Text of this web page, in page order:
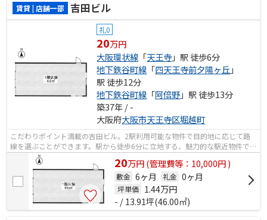
賃貸 | 店舗一部 吉田ビル
礼0
20万円
大阪環状線 「天王寺」駅 徒歩6分
地下鉄谷町線 「四天王寺前夕陽ヶ丘 」
駅 徒歩12分
地下鉄谷町線 「阿倍野」駅 徒歩13分
築37年 / -
大阪府大阪市天王寺区堀越町
こだわりポイント満載の吉田ビル。2駅利用可能な物件で目的地に応じて路
線を選ぶことができます。駅から徒歩6分に立地する、魅力的な駅近物件で
す。
20万円(管理費等：10,000円 )
敷金 6ヶ月 礼金 0ヶ月
坪単価 1.44万円
- / 13.91坪(46.00㎡)